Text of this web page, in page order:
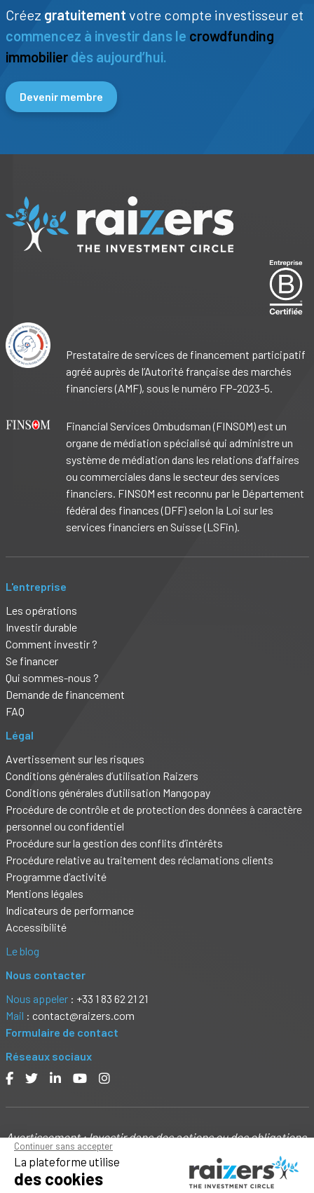
Créez gratuitement votre compte investisseur et
commencez à investir dans le crowdfunding
immobilierdès aujourd’hui.
Devenir membre
Prestataire de services de financement participatif
agréé auprès de l’Autorité française des marchés
financiers (AMF), sous le numéro FP-2023-5.
Financial Services Ombudsman (FINSOM) est un
organe de médiation spécialisé qui administre un
système de médiation dans les relations d’affaires
ou commerciales dans le secteur des services
financiers. FINSOM est reconnu par le Département
fédéral des finances (DFF) selon la Loi sur les
services financiers en Suisse (LSFin).
L'entreprise
Les opérations
Investir durable
Comment investir ?
Se financer
Qui sommes-nous ?
Demande de financement
FAQ
Légal
Avertissement sur les risques
Conditions générales d’utilisation Raizers
Conditions générales d’utilisation Mangopay
Procédure de contrôle et de protection des données à caractère
personnel ou confidentiel
Procédure sur la gestion des conflits d’intérêts
Procédure relative au traitement des réclamations clients
Programme d’activité
Mentions légales
Indicateurs de performance
Accessibilité
Le blog
Nous contacter
Nous appeler: +33 1 83 62 21 21
Mail : contact@raizers.com
Formulaire de contact
Réseaux sociaux
Avertissement : Investir dans des actions ou des obligations
ou prêter de l’argent à des sociétés présente un risque
important de perte partielle ou totale de capital ainsi qu'un
risque d'illiquidité. Ne prêtez pas au-delà de votre capacité à
Continuer sans accepter
La plateforme utilise
des cookies